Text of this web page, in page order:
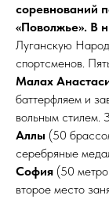
соревнований
«Поволжье». В
Луганскую
спортсменов.
Малах
баттерфляем и
вольным стилем.
Аллы (50
серебряные
София (50
второе место